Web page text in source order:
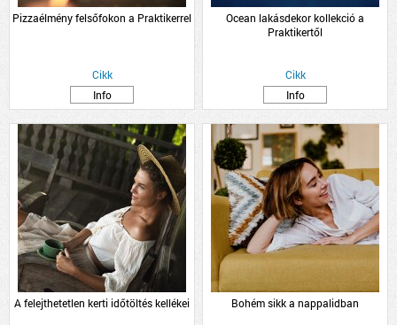
Pizzaélmény felsőfokon a Praktikerrel
Cikk
Info
Ocean lakásdekor kollekció a
Praktikertől
Cikk
Info
A felejthetetlen kerti időtöltés kellékei Bohém sikk a nappalidban